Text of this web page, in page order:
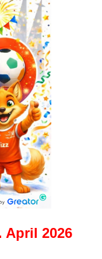
April 2026